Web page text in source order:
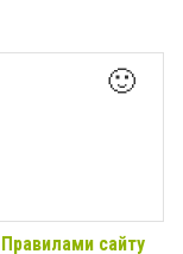
🙂
Правилами сайту